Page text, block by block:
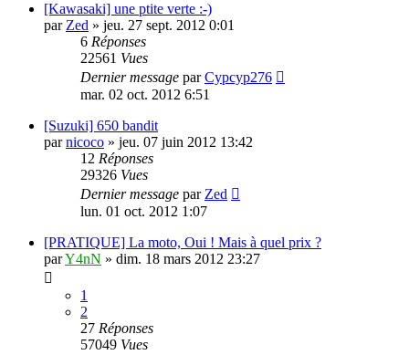
[Kawasaki] une ptite verte :-)
parZed » jeu. 27 sept. 2012 0:01
6 Réponses
22561 Vues
Dernier message parCypcyp276
mar. 02 oct. 2012 6:51
[Suzuki] 650 bandit
parnicoco » jeu. 07 juin 2012 13:42
12 Réponses
29326 Vues
Dernier message parZed
lun. 01 oct. 2012 1:07
[PRATIQUE] La moto, Oui ! Mais à quel prix ?
parY4nN » dim. 18 mars 2012 23:27
1
2
27 Réponses
57049 Vues